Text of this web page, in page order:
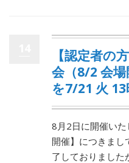
【認定者の
会（8/2 会
を7/21 火
8月2日に開催い
開催】につきまし
了しておりました